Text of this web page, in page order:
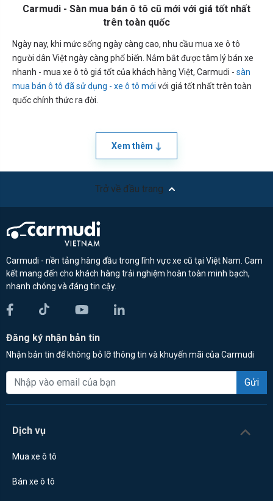
Carmudi - Sàn mua bán ô tô cũ mới với giá tốt nhất
trên toàn quốc
Ngày nay, khi mức sống ngày càng cao, nhu cầu mua xe ô tô
người dân Việt ngày càng phổ biến. Nắm bắt được tâm lý bán xe
nhanh - mua xe ô tô giá tốt của khách hàng Việt, Carmudi - sàn
mua bán ô tô đã sử dụng - xe ô tô mới với giá tốt nhất trên toàn
quốc chính thức ra đời.
Xem thêm
Trở về đầu trang
Carmudi - nền tảng hàng đầu trong lĩnh vực xe cũ tại Việt Nam. Cam
kết mang đến cho khách hàng trải nghiệm hoàn toàn minh bạch,
nhanh chóng và đáng tin cậy.
Đăng ký nhận bản tin
Nhận bản tin để không bỏ lỡ thông tin và khuyến mãi của Carmudi
Gửi
Dịch vụ
Mua xe ô tô
Bán xe ô tô